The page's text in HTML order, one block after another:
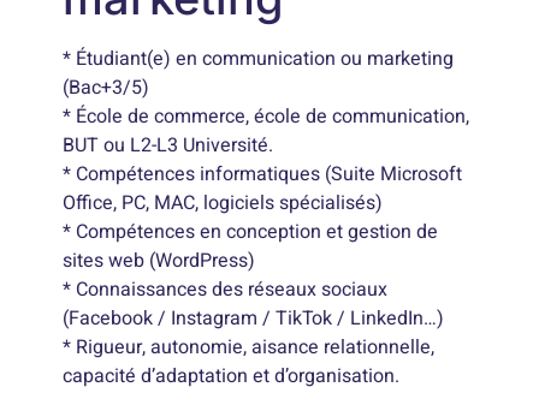
* Étudiant(e) en communication ou marketing
(Bac+3/5)
* École de commerce, école de communication,
BUT ou L2-L3 Université.
* Compétences informatiques (Suite Microsoft
Office, PC, MAC, logiciels spécialisés)
* Compétences en conception et gestion de
sites web (WordPress)
* Connaissances des réseaux sociaux
(Facebook / Instagram / TikTok / LinkedIn…)
* Rigueur, autonomie, aisance relationnelle,
capacité d’adaptation et d’organisation.